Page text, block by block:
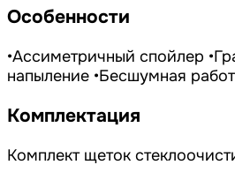
Особенности
•Ассиметричный спойлер
напыление •Бесшумная
Комплектация
Комплект щеток